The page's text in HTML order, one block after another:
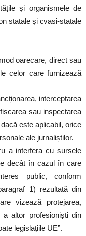
și organismele de
statale și cvasi-statale
oarecare, direct sau
celor care furnizează
interceptarea
sau inspectarea
este aplicabil, orice
ale jurnaliștilor.
a interfera cu sursele
decât în cazul în care
public, conform
1) rezultată din
vizează protejarea,
a altor profesioniști din
legislațiile UE”.